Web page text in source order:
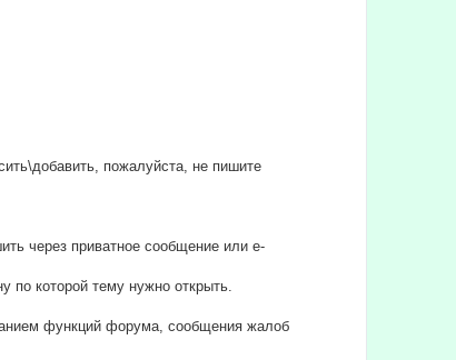
пожалуйста, не пишите
через приватное сообщение или e-
по которой тему нужно открыть.
функций форума, сообщения жалоб